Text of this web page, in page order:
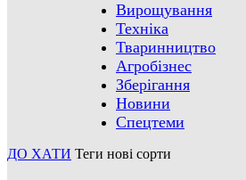
Вирощування
Техніка
Тваринництво
Агробізнес
Зберігання
Новини
Спецтеми
ДО ХАТИ Теги нові сорти